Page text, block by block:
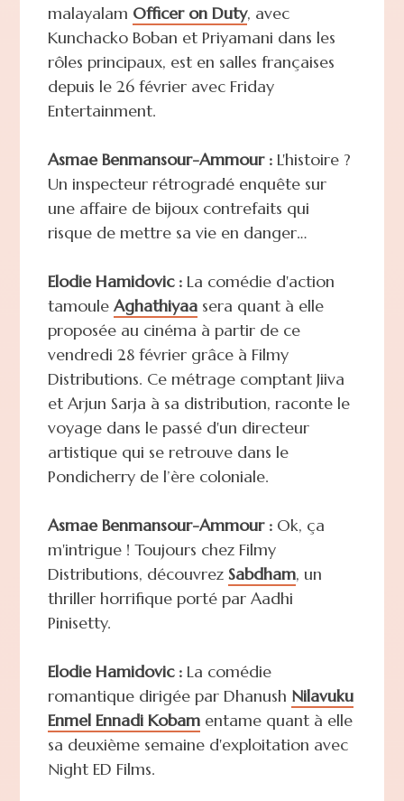
malayalam Officer on Duty, avec
Kunchacko Boban et Priyamani dans les
rôles principaux, est en salles françaises
depuis le 26 février avec Friday
Entertainment.
Asmae Benmansour-Ammour :L'histoire ?
Un inspecteur rétrogradé enquête sur
une affaire de bijoux contrefaits qui
risque de mettre sa vie en danger…
Elodie Hamidovic :La comédie d'action
tamoule Aghathiyaasera quant à elle
proposée au cinéma à partir de ce
vendredi 28 février grâce à Filmy
Distributions. Ce métrage comptant Jiiva
et Arjun Sarja à sa distribution, raconte le
voyage dans le passé d'un directeur
artistique qui se retrouve dans le
Pondicherry de l’ère coloniale.
Asmae Benmansour-Ammour :Ok, ça
m'intrigue ! Toujours chez Filmy
Distributions, découvrez Sabdham, un
thriller horrifique porté par Aadhi
Pinisetty.
Elodie Hamidovic : La comédie
romantique dirigée par Dhanush Nilavuku
Enmel Ennadi Kobamentame quant à elle
sa deuxième semaine d'exploitation avec
Night ED Films.